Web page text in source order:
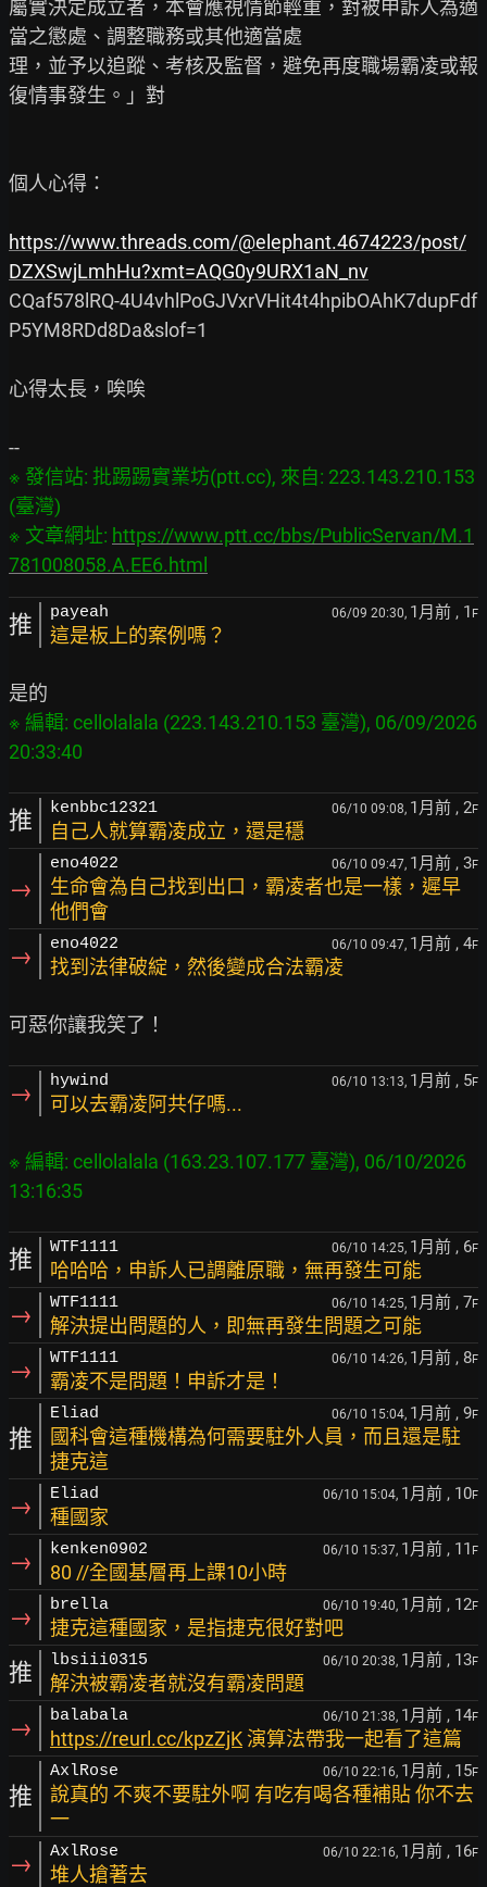
屬實決定成立者，本會應視情節輕重，對被申訴人為適
當之懲處、調整職務或其他適當處
理，並予以追蹤、考核及監督，避免再度職場霸凌或報
復情事發生。」對
個人心得：
https://www.threads.com/@elephant.4674223/post/
DZXSwjLmhHu?xmt=AQG0y9URX1aN_nv
CQaf578lRQ-4U4vhlPoGJVxrVHit4t4hpibOAhK7dupFdf
P5YM8RDd8Da&slof=1
心得太長，唉唉
※ 發信站: 批踢踢實業坊(ptt.cc), 來自: 223.143.210.153
(臺灣)
※ 文章網址: https://www.ptt.cc/bbs/PublicServan/M.1
781008058.A.EE6.html
推 payeah 06/09 20:30, 1月前 , 1 F
這是板上的案例嗎？
※ 編輯: cellolalala (223.143.210.153 臺灣), 06/09/2026
推 kenbbc12321 06/10 09:08, 1月前 , 2F
自己人就算霸凌成立，還是穩
→
eno4022 06/10 09:47, 1月前 , 3F
生命會為自己找到出口，霸凌者也是一樣，遲早
他們會
→ eno4022 06/10 09:47, 1月前 , 4F
找到法律破綻，然後變成合法霸凌
→ hywind 06/10 13:13, 1月前 , 5F
可以去霸凌阿共仔嗎...
※ 編輯: cellolalala (163.23.107.177 臺灣), 06/10/2026
推 WTF1111 06/10 14:25, 1月前 , 6F
哈哈哈，申訴人已調離原職，無再發生可能
→ WTF1111 06/10 14:25, 1月前 , 7F
解決提出問題的人，即無再發生問題之可能
→ WTF1111 06/10 14:26, 1月前 , 8F
霸凌不是問題！申訴才是！
推
Eliad 06/10 15:04, 1月前 , 9F
國科會這種機構為何需要駐外人員，而且還是駐
捷克這
→ Eliad 06/10 15:04, 1月前 , 10F
種國家
→ kenken0902 06/10 15:37, 1月前 , 11 F
80 //全國基層再上課10小時
→ brella 06/10 19:40, 1月前 , 12F
捷克這種國家，是指捷克很好對吧
推 lbsiii0315 06/10 20:38, 1月前 , 13F
解決被霸凌者就沒有霸凌問題
→ balabala 06/10 21:38, 1月前 , 14F
https://reurl.cc/kpzZjK演算法帶我一起看了這篇
推
AxlRose 06/10 22:16, 1月前 , 15F
說真的 不爽不要駐外啊 有吃有喝各種補貼 你不去
一
→ AxlRose 06/10 22:16, 1月前 , 16F
堆人搶著去